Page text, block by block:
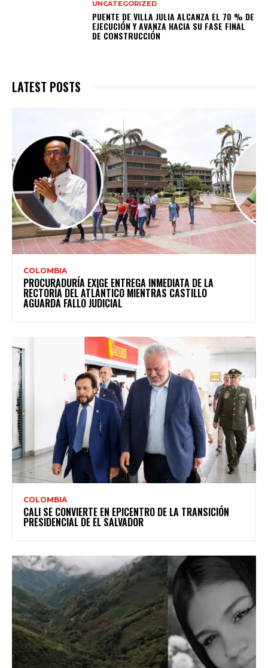
UNCATEGORIZED
PUENTE DE VILLA JULIA ALCANZA EL 70 % DE
EJECUCIÓN Y AVANZA HACIA SU FASE FINAL
DE CONSTRUCCIÓN
LATEST POSTS
COLOMBIA
PROCURADURÍA EXIGE ENTREGA INMEDIATA DE LA
RECTORÍA DEL ATLÁNTICO MIENTRAS CASTILLO
AGUARDA FALLO JUDICIAL
COLOMBIA
CALI SE CONVIERTE EN EPICENTRO DE LA TRANSICIÓN
PRESIDENCIAL DE EL SALVADOR